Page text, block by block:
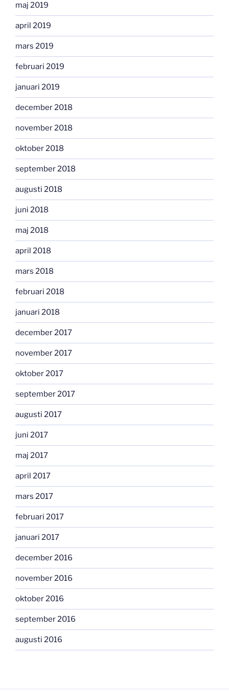
maj 2019
april 2019
mars 2019
februari 2019
januari 2019
december 2018
november 2018
oktober 2018
september 2018
augusti 2018
juni 2018
maj 2018
april 2018
mars 2018
februari 2018
januari 2018
december 2017
november 2017
oktober 2017
september 2017
augusti 2017
juni 2017
maj 2017
april 2017
mars 2017
februari 2017
januari 2017
december 2016
november 2016
oktober 2016
september 2016
augusti 2016